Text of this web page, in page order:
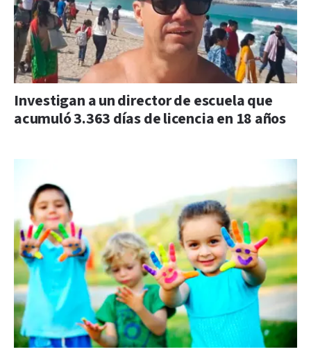
Investigan a un director de escuela que
acumuló 3.363 días de licencia en 18 años